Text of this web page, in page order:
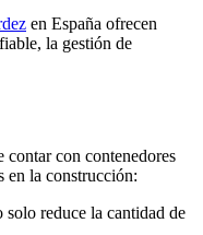
en España ofrecen
la gestión de
contar con contenedores
en la construcción:
solo reduce la cantidad de